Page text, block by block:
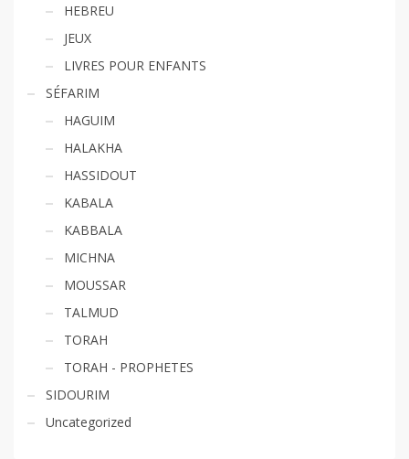
HEBREU
JEUX
LIVRES POUR ENFANTS
SÉFARIM
HAGUIM
HALAKHA
HASSIDOUT
KABALA
KABBALA
MICHNA
MOUSSAR
TALMUD
TORAH
TORAH - PROPHETES
SIDOURIM
Uncategorized